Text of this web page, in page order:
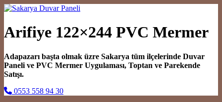
Arifiye 122×244 PVC Mermer
Adapazarı başta olmak üzre Sakarya tüm ilçelerinde Duvar
Paneli ve PVC Mermer Uygulaması, Toptan ve Parekende
Satışı.
0553 558 94 30